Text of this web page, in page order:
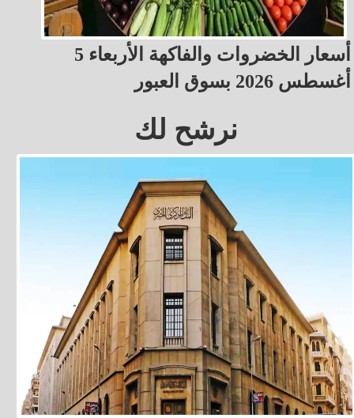
أسعار الخضروات والفاكهة الأربعاء 5
أغسطس 2026 بسوق العبور
نرشح لك